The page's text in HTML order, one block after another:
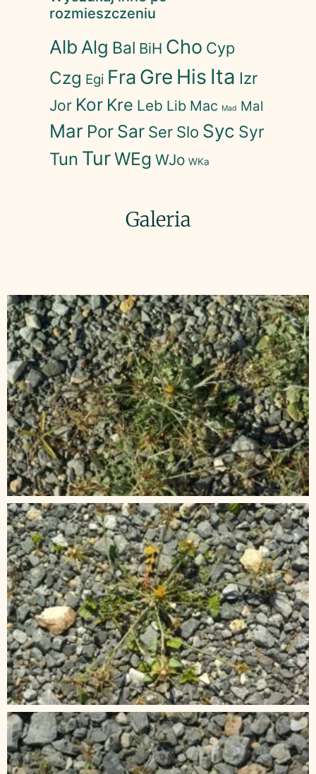
rozmieszczeniu
Alb Alg Bal BiH Cho Cyp
Czg Egi Fra Gre His Ita Izr
Jor Kor Kre Leb Lib Mac Mad Mal
Mar Por Sar Ser Slo Syc Syr
Tun TurWEg WJo WKa
Galeria